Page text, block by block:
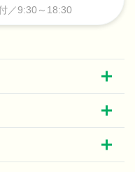
／9:30～18:30